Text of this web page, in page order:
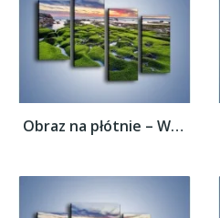
Obraz na płótnie – Woda w nierównym...